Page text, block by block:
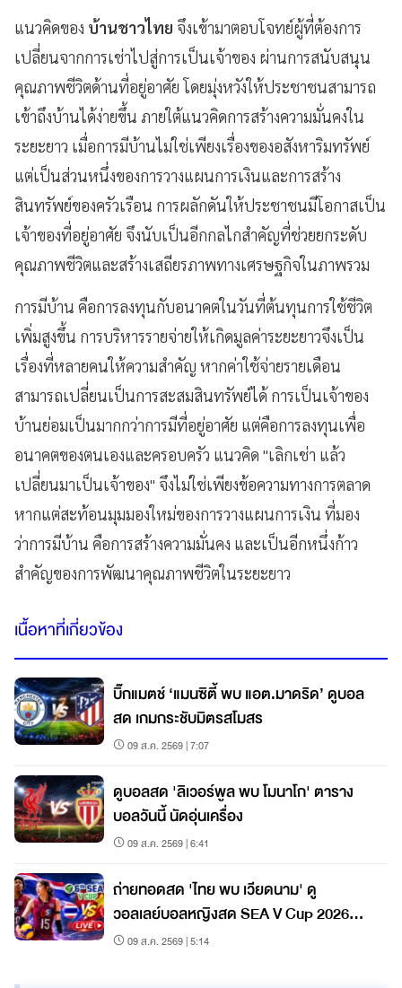
แนวคิดของ บ้านชาวไทย จึงเข้ามาตอบโจทย์ผู้ที่ต้องการ
เปลี่ยนจากการเช่าไปสู่การเป็นเจ้าของ ผ่านการสนับสนุน
คุณภาพชีวิตด้านที่อยู่อาศัย โดยมุ่งหวังให้ประชาชนสามารถ
เข้าถึงบ้านได้ง่ายขึ้น ภายใต้แนวคิดการสร้างความมั่นคงใน
ระยะยาว เมื่อการมีบ้านไม่ใช่เพียงเรื่องของอสังหาริมทรัพย์
แต่เป็นส่วนหนึ่งของการวางแผนการเงินและการสร้าง
สินทรัพย์ของครัวเรือน การผลักดันให้ประชาชนมีโอกาสเป็น
เจ้าของที่อยู่อาศัย จึงนับเป็นอีกกลไกสำคัญที่ช่วยยกระดับ
คุณภาพชีวิตและสร้างเสถียรภาพทางเศรษฐกิจในภาพรวม
การมีบ้าน คือการลงทุนกับอนาคตในวันที่ต้นทุนการใช้ชีวิต
เพิ่มสูงขึ้น การบริหารรายจ่ายให้เกิดมูลค่าระยะยาวจึงเป็น
เรื่องที่หลายคนให้ความสำคัญ หากค่าใช้จ่ายรายเดือน
สามารถเปลี่ยนเป็นการสะสมสินทรัพย์ได้ การเป็นเจ้าของ
บ้านย่อมเป็นมากกว่าการมีที่อยู่อาศัย แต่คือการลงทุนเพื่อ
อนาคตของตนเองและครอบครัว แนวคิด "เลิกเช่า แล้ว
เปลี่ยนมาเป็นเจ้าของ" จึงไม่ใช่เพียงข้อความทางการตลาด
หากแต่สะท้อนมุมมองใหม่ของการวางแผนการเงิน ที่มอง
ว่าการมีบ้าน คือการสร้างความมั่นคง และเป็นอีกหนึ่งก้าว
สำคัญของการพัฒนาคุณภาพชีวิตในระยะยาว
เนื้อหาที่เกี่ยวข้อง
บิ๊กแมตช์ ‘แมนซิตี้ พบ แอต.มาดริด’ ดูบอล
สด เกมกระชับมิตรสโมสร
09 ส.ค. 2569 | 7:07
ดูบอลสด 'ลิเวอร์พูล พบ โมนาโก' ตาราง
บอลวันนี้ นัดอุ่นเครื่อง
09 ส.ค. 2569 | 6:41
ถ่ายทอดสด 'ไทย พบ เวียดนาม' ดู
วอลเลย์บอลหญิงสด SEA V Cup 2026
สนาม 2
09 ส.ค. 2569 | 5:14